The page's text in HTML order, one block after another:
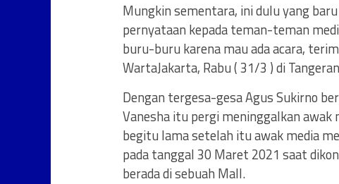
Mungkin sementara, ini dulu yang
pernyataan kepada teman-teman
buru-buru karena mau ada acara,
WartaJakarta, Rabu ( 31/3 ) di
Dengan tergesa-gesa Agus Sukirno
Vanesha itu pergi meninggalkan
begitu lama setelah itu awak media
pada tanggal 30 Maret 2021 saat
berada di sebuah Mall.